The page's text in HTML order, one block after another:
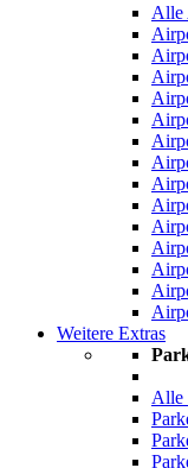
Alle
Weitere Extras
Alle